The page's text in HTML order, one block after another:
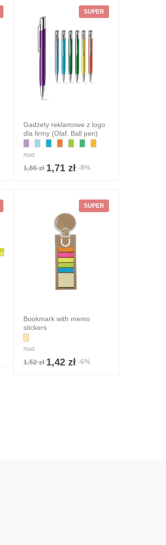
SUPER
Gadżety reklamowe z logo
dla firmy (Olaf. Ball pen)
nuo
1,86 zł 1,71 zł -8%
SUPER
Bookmark with memo
stickers
nuo
1,52 zł 1,42 zł -6%